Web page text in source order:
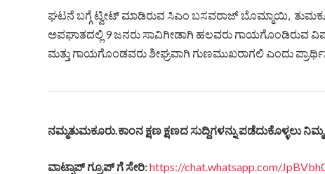
ಘಟನೆ ಬಗ್ಗೆ ಟ್ವೀಟ್ ಮಾಡಿರುವ ಸಿಎಂ ಬಸವರಾಜ್ ಬೊಮ್ಮಾಯಿ,
ಅಪಘಾತದಲ್ಲಿ 9 ಜನರು ಸಾವಿಗೀಡಾಗಿ ಹಲವರು ಗಾಯಗೊಂಡಿರುವ
ಮತ್ತು ಗಾಯಗೊಂಡವರು ಶೀಘ್ರವಾಗಿ ಗುಣಮುಖರಾಗಲಿ ಎಂದು
ನಮ್ಮತುಮಕೂರು.ಕಾಂನ ಕ್ಷಣ ಕ್ಷಣದಸುದ್ದಿಗಳನ್ನುಪಡೆದುಕೊಳ್ಳಲುನಿಮ್ಮ
ವಾಟ್ಸಾಪ್ ಗ್ರೂಪ್ ಗೆ ಸೇರಿ:https://chat.whatsapp.com/